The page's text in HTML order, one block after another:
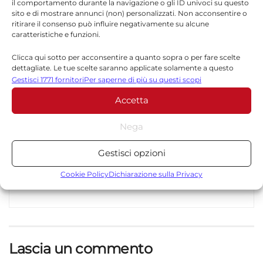
il comportamento durante la navigazione o gli ID univoci su questo
sito e di mostrare annunci (non) personalizzati. Non acconsentire o
ritirare il consenso può influire negativamente su alcune
caratteristiche e funzioni.
Clicca qui sotto per acconsentire a quanto sopra o per fare scelte
dettagliate. Le tue scelte saranno applicate solamente a questo
sito. È possibile modificare le impostazioni in qualsiasi momento,
compreso il ritiro del consenso, utilizzando i pulsanti della Cookie
Policy o cliccando sul pulsante di gestione del consenso nella parte
inferiore dello schermo.
Statistiche
Archiviare informazioni su dispositivo e/o accedervi, Misurare le
prestazioni degli annunci, Misurare le prestazioni dei contenuti,
combinazione di dati provenienti da fonti diverse.
Archiviare informazioni su dispositivo e/o accedervi, Utilizzare
Gestisci 1771 fornitoriPer saperne di più su questi scopi
Accetta
Nega
Gestisci opzioni
Cookie PolicyDichiarazione sulla Privacy
La redazione di Quotidianodiragusa.it è composta
da giornalisti, collaboratori e professionisti
dell’informazione che ogni giorno lavorano per
offrire notizie, approfondimenti e contenuti
accurati dedicati alla Sicilia, all’attualità, alla
politica, alla cronaca, alla cultura e allo sport. Un
qualità, tempestività e affidabilità.
Lascia un commento